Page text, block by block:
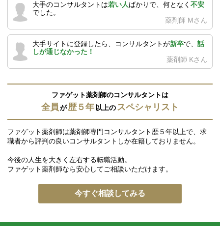
大手のコンサルタントは若い人ばかりで、何となく 不安
でした。
薬剤師 Mさん
大手サイトに登録したら、コンサルタントが新卒で、 話
しが通じなかった！
薬剤師 Kさん
ファゲット薬剤師のコンサルタントは
全員が歴５年以上のスペシャリスト
ファゲット薬剤師は薬剤師専門コンサルタント歴５年以上で、求
職者から評判の良いコンサルタントしか在籍しておりません。
今後の人生を大きく左右する転職活動。
ファゲット薬剤師なら安心してご相談いただけます。
今すぐ相談してみる